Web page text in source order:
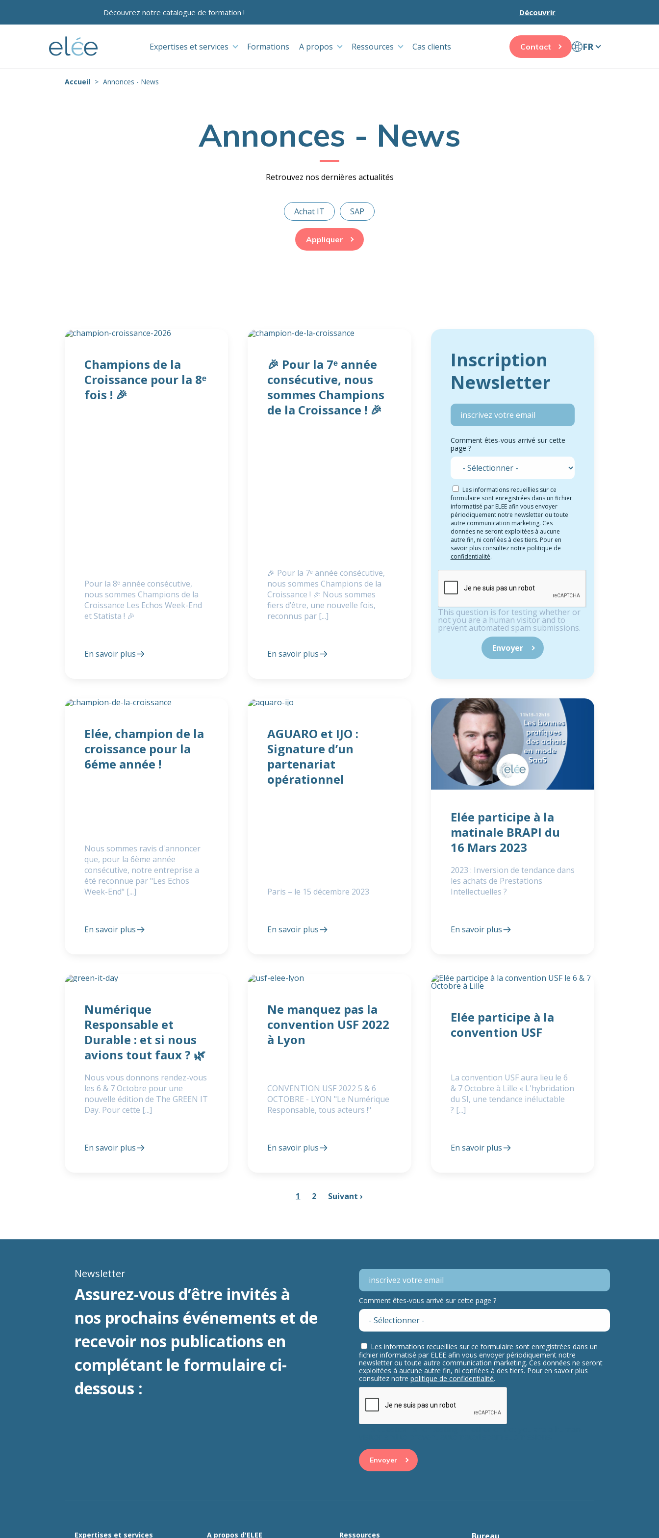
Découvrez notre catalogue de formation ! Découvrir
Expertises et services Formations A propos Ressources Cas clients Contact FR
Accueil Annonces - News
Annonces - News
Retrouvez nos dernières actualités
Achat IT SAP
Appliquer
Inscription
Newsletter
Comment êtes-vous arrivé sur cette
page ?
Les informations recueillies sur ce
formulaire sont enregistrées dans un fichier
informatisé par ELEE afin vous envoyer
périodiquement notre newsletter ou toute
autre communication marketing. Ces
données ne seront exploitées à aucune
autre fin, ni confiées à des tiers. Pour en
savoir plus consultez notre politique de
confidentialité.
This question is for testing whether or
not you are a human visitor and to
prevent automated spam submissions.
Champions de la
Croissance pour la 8ᵉ
fois ! 🎉
Pour la 8ᵉ année consécutive,
nous sommes Champions de la
Croissance Les Echos Week-End
et Statista ! 🎉
En savoir plus
🎉 Pour la 7ᵉ année
consécutive, nous
sommes Champions
de la Croissance ! 🎉
🎉 Pour la 7ᵉ année consécutive,
nous sommes Champions de la
Croissance ! 🎉 Nous sommes
fiers d’être, une nouvelle fois,
reconnus par [...]
En savoir plus
Elée, champion de la
croissance pour la
6éme année !
Nous sommes ravis d'annoncer
que, pour la 6ème année
consécutive, notre entreprise a
été reconnue par "Les Echos
Week-End" [...]
En savoir plus
AGUARO et IJO :
Signature d’un
partenariat
opérationnel
Paris – le 15 décembre 2023
En savoir plus
Elée participe à la
matinale BRAPI du
16 Mars 2023
2023 : Inversion de tendance dans
les achats de Prestations
Intellectuelles ?
En savoir plus
Numérique
Responsable et
Durable : et si nous
avions tout faux ? 🌿
Nous vous donnons rendez-vous
les 6 & 7 Octobre pour une
nouvelle édition de The GREEN IT
Day. Pour cette [...]
En savoir plus
Ne manquez pas la
convention USF 2022
à Lyon
CONVENTION USF 2022 5 & 6
OCTOBRE - LYON "Le Numérique
Responsable, tous acteurs !"
En savoir plus
Elée participe à la
convention USF
La convention USF aura lieu le 6
& 7 Octobre à Lille « L'hybridation
du SI, une tendance inéluctable
? [...]
En savoir plus
1 2 Suivant ›
Newsletter
Assurez-vous d’être invités à
nos prochains événements et de
recevoir nos publications en
complétant le formulaire ci-
dessous :
Comment êtes-vous arrivé sur cette page ?
Les informations recueillies sur ce formulaire sont enregistrées dans un
fichier informatisé par ELEE afin vous envoyer périodiquement notre
newsletter ou toute autre communication marketing. Ces données ne seront
exploitées à aucune autre fin, ni confiées à des tiers. Pour en savoir plus
consultez notre politique de confidentialité.
Expertises et services A propos d'ELEE Ressources Bureau